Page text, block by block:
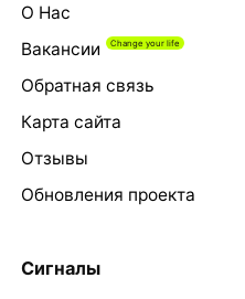
О Нас
Вакансии
Обратная связь
Карта сайта
Отзывы
Обновления проекта
Сигналы